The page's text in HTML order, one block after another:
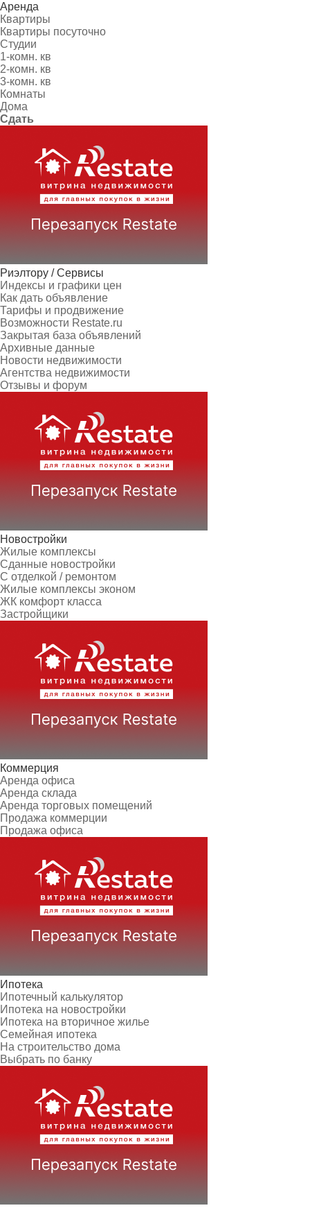
Аренда
Квартиры
Квартиры посуточно
Студии
1-комн. кв
2-комн. кв
3-комн. кв
Комнаты
Дома
Сдать
Риэлтору / Сервисы
Индексы и графики цен
Как дать объявление
Тарифы и продвижение
Возможности Restate.ru
Закрытая база объявлений
Архивные данные
Новости недвижимости
Агентства недвижимости
Отзывы и форум
Новостройки
Жилые комплексы
Сданные новостройки
С отделкой / ремонтом
Жилые комплексы эконом
ЖК комфорт класса
Застройщики
Коммерция
Аренда офиса
Аренда склада
Аренда торговых помещений
Продажа коммерции
Продажа офиса
Ипотека
Ипотечный калькулятор
Ипотека на новостройки
Ипотека на вторичное жилье
Семейная ипотека
На строительство дома
Выбрать по банку